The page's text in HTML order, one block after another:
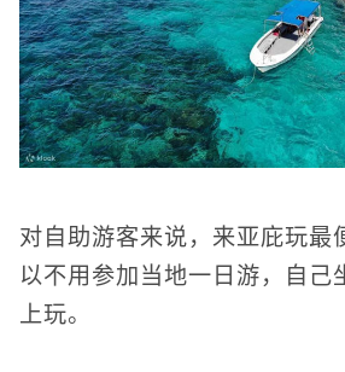
对自助游客来说，来亚庇玩最
以不用参加当地一日游，自己
上玩。